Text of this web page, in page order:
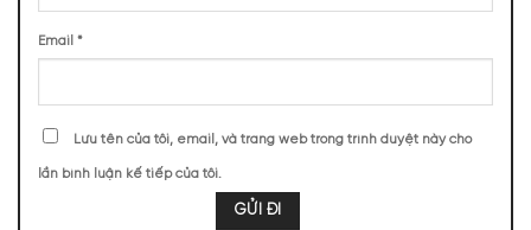
dịu dàng, quyến rũ
THỰC TẾ
351 (21,02%) 336 (20,12%)
Email *
Lưu tên của tôi, email, và trang web trong trình duyệt này cho
lần bình luận kế tiếp của tôi.